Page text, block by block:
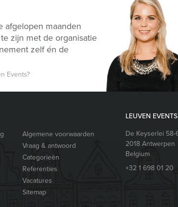
afgelopen maanden
zijn met de organisatie
zelf én de
Events?
Algemene voorwaarden
Vraag & antwoord
Categorieën
Referenties
Vacatures
Sitemap
LEUVEN EVENTS
De Keyserlei 58-
2018Antwerpen
Belgium
+32 1 698 01 20